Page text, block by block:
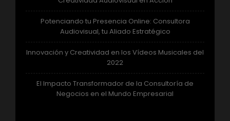
Potenciando tu Presencia Online: Consultora
Audiovisual, tu Aliado Estratégico
Innovación y Creatividad en los Vídeos Musicales del
2022
El Impacto Transformador de la Consultoría de
Negocios en el Mundo Empresarial